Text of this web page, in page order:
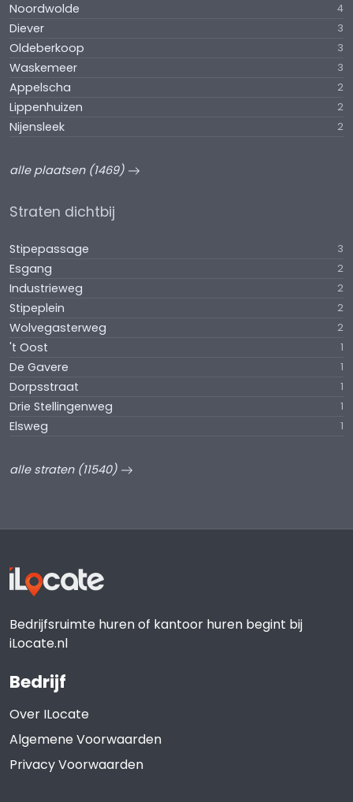
Noordwolde 4
Diever 3
Oldeberkoop 3
Waskemeer 3
Appelscha 2
Lippenhuizen 2
Nijensleek 2
alle plaatsen (1469)
Straten dichtbij
Stipepassage 3
Esgang 2
Industrieweg 2
Stipeplein 2
Wolvegasterweg 2
't Oost 1
De Gavere 1
Dorpsstraat 1
Drie Stellingenweg 1
Elsweg 1
alle straten (11540)
Bedrijfsruimte huren of kantoor huren begint bij
iLocate.nl
Bedrijf
Over ILocate
Algemene Voorwaarden
Privacy Voorwaarden